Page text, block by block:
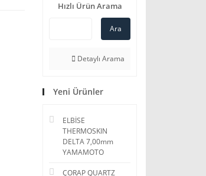
Hızlı Ürün Arama
Ara
Detaylı Arama
Yeni Ürünler
ELBİSE
THERMOSKIN
DELTA 7,00mm
YAMAMOTO
ÇORAP QUARTZ